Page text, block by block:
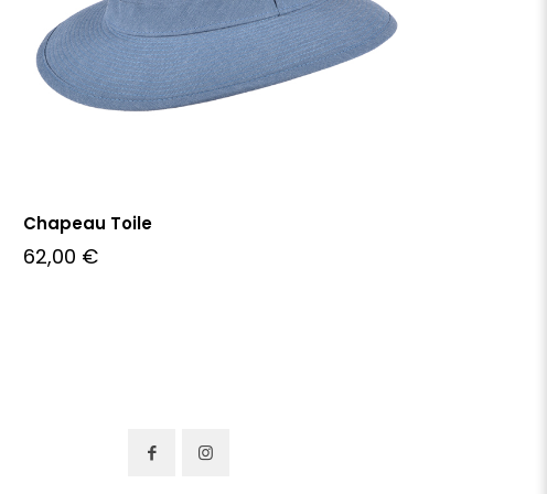
Chapeau Toile
62,00 €